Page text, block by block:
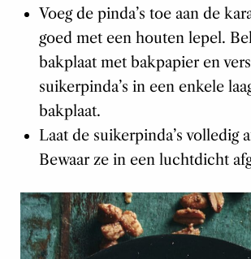
Voeg de pinda’s toe aan de
goed met een houten lepel.
bakplaat met bakpapier en
suikerpinda’s in een enkele
bakplaat.
Laat de suikerpinda’s volledig
Bewaar ze in een luchtdicht